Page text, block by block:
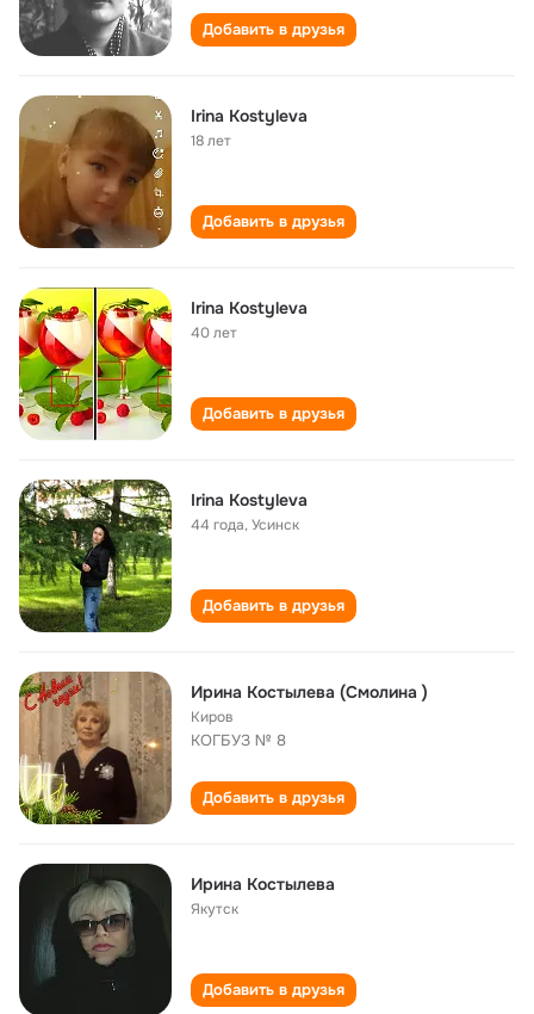
Добавить в друзья
Irina Kostyleva
18 лет
Добавить в друзья
Irina Kostyleva
40 лет
Добавить в друзья
Irina Kostyleva
44 года,Усинск
Добавить в друзья
Ирина Костылева (Смолина )
Киров
КОГБУЗ № 8
Добавить в друзья
Ирина Костылева
Якутск
Добавить в друзья